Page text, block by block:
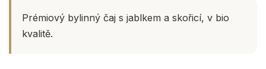
Prémiový bylinný čaj s jablkem a skořicí, v bio
kvalitě.